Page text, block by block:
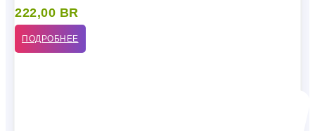
222,00 BR
ПОДРОБНЕЕ